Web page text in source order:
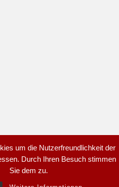
um die Nutzerfreundlichkeit der
Durch Ihren Besuch stimmen
Sie dem zu.